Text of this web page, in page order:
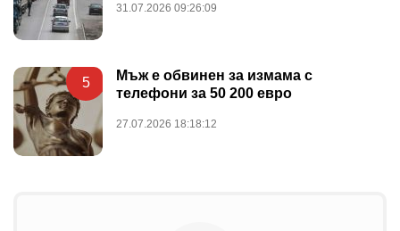
31.07.2026 09:26:09
5
Мъж е обвинен за измама с
телефони за 50 200 евро
27.07.2026 18:18:12